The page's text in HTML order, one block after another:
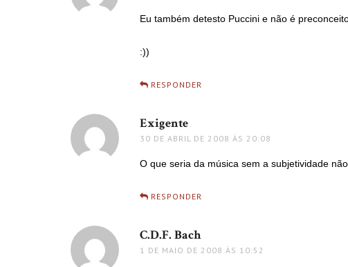
Eu também detesto Puccini e não é
:))
RESPONDER
Exigente
30 DE ABRIL DE 2008 ÀS 20:08
O que seria da música sem a subjetividade
RESPONDER
C.D.F. Bachdisse:
1 DE MAIO DE 2008 ÀS 10:52